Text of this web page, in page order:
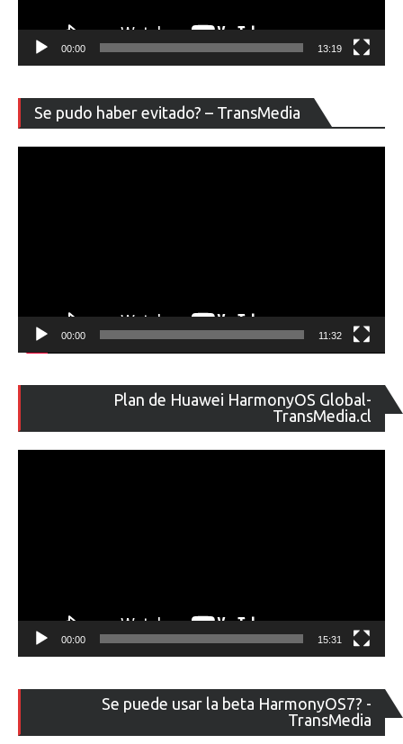
00:00 13:19
Se pudo haber evitado? – TransMedia
de
00:00 11:32
Plan de Huawei HarmonyOS Global-
TransMedia.cl
de
00:00 15:31
Se puede usar la beta HarmonyOS7? -
TransMedia
de